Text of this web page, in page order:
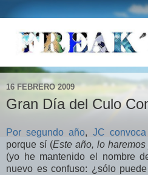
16 FEBRERO 2009
Gran Día del Culo
Por segundo año, JC
porque sí (Este año, lo
(yo he mantenido el nombre
nuevo es confuso: ¿sólo